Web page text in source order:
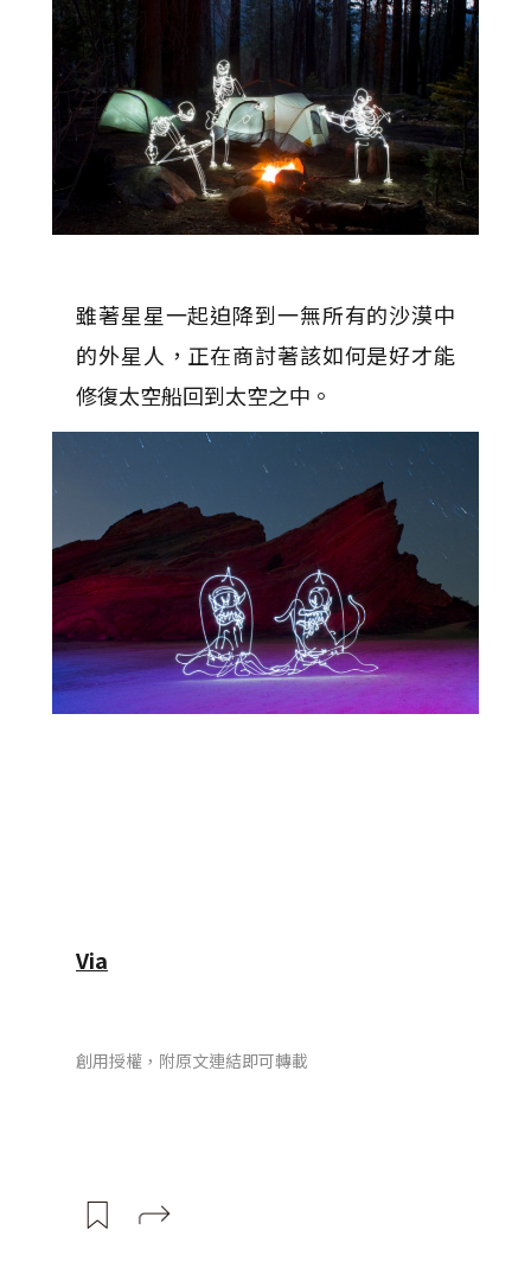
雖著星星一起迫降到一無所有的沙漠中
的外星人，正在商討著該如何是好才能
修復太空船回到太空之中。
Via
創用授權，附原文連結即可轉載